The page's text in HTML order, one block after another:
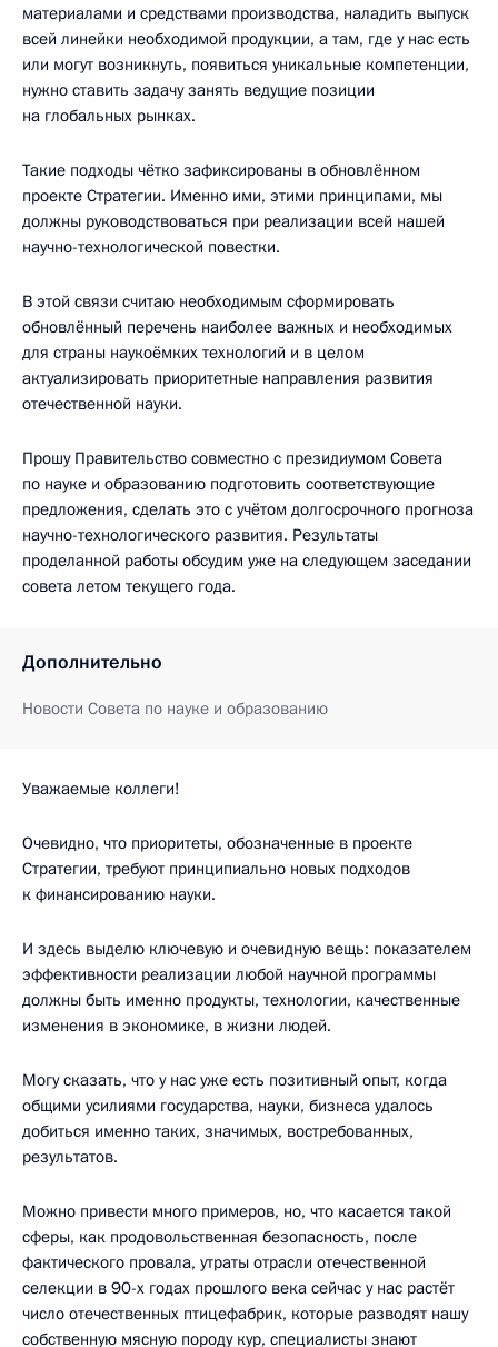
материалами и средствами производства, наладить выпуск
всей линейки необходимой продукции, а там, где у нас есть
или могут возникнуть, появиться уникальные компетенции,
нужно ставить задачу занять ведущие позиции
на глобальных рынках.
Такие подходы чётко зафиксированы в обновлённом
проекте Стратегии. Именно ими, этими принципами, мы
должны руководствоваться при реализации всей нашей
научно-технологической повестки.
В этой связи считаю необходимым сформировать
обновлённый перечень наиболее важных и необходимых
для страны наукоёмких технологий и в целом
актуализировать приоритетные направления развития
отечественной науки.
Прошу Правительство совместно с президиумом Совета
по науке и образованию подготовить соответствующие
предложения, сделать это с учётом долгосрочного прогноза
научно-технологического развития. Результаты
проделанной работы обсудим уже на следующем заседании
совета летом текущего года.
Дополнительно
Новости Совета по науке и образованию
Уважаемые коллеги!
Очевидно, что приоритеты, обозначенные в проекте
Стратегии, требуют принципиально новых подходов
к финансированию науки.
И здесь выделю ключевую и очевидную вещь: показателем
эффективности реализации любой научной программы
должны быть именно продукты, технологии, качественные
изменения в экономике, в жизни людей.
Могу сказать, что у нас уже есть позитивный опыт, когда
общими усилиями государства, науки, бизнеса удалось
добиться именно таких, значимых, востребованных,
результатов.
Можно привести много примеров, но, что касается такой
сферы, как продовольственная безопасность, после
фактического провала, утраты отрасли отечественной
селекции в 90-х годах прошлого века сейчас у нас растёт
число отечественных птицефабрик, которые разводят нашу
собственную мясную породу кур, специалисты знают